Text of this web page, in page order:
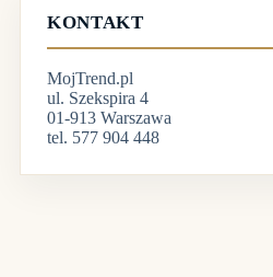
KONTAKT
MojTrend.pl
ul. Szekspira 4
01-913 Warszawa
tel. 577 904 448